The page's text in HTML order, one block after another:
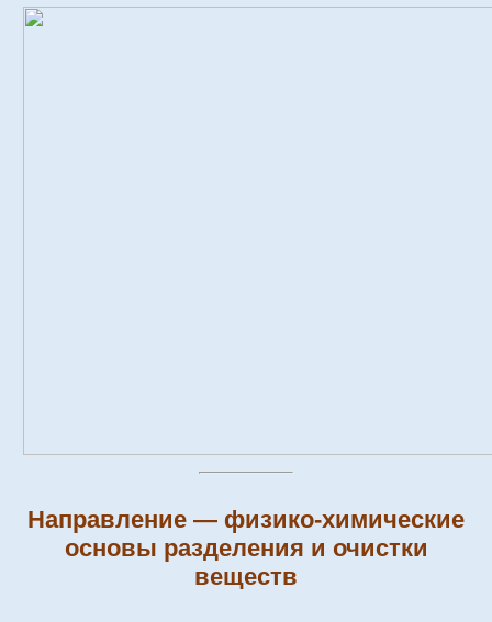
Направление — физико-химические
основы разделения и очистки
веществ